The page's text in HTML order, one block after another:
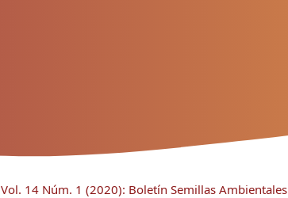
Vol. 14 Núm. 1 (2020): Boletín Semillas Ambientales